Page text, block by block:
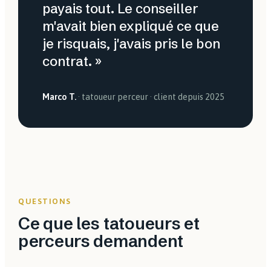
payais tout. Le conseiller
m'avait bien expliqué ce que
je risquais, j'avais pris le bon
contrat. »
Marco T. · tatoueur perceur · client depuis 2025
QUESTIONS
Ce que les tatoueurs et
perceurs demandent